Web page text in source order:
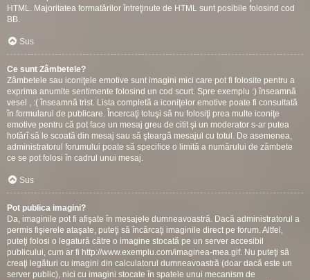
HTML. Majoritatea formatărilor întreţinute de HTML sunt posibile folosind cod
BB.
Sus
Ce sunt Zâmbetele?
Zâmbetele sau iconiţele emotive sunt imagini mici care pot fi folosite pentru a
exprima anumite sentimente folosind un cod scurt. Spre exemplu :) înseamnă
vesel , :( înseamnă trist. Lista completă a iconiţelor emotive poate fi consultată
în formularul de publicare. Încercaţi totuşi să nu folosiţi prea multe iconiţe
emotive pentru că pot face un mesaj greu de citit şi un moderator s-ar putea
hotărî să le scoată din mesaj sau să şteargă mesajul cu totul. De asemenea,
administratorul forumului poate să specifice o limită a numărului de zâmbete
ce se pot folosi în cadrul unui mesaj.
Sus
Pot publica imagini?
Da, imaginile pot fi afişate în mesajele dumneavoastră. Dacă administratorul a
permis fişierele ataşate, puteţi să încărcaţi imaginile direct pe forum. Altfel,
puteţi folosi o legatură către o imagine stocată pe un server accesibil
publicului, cum ar fi http://www.exemplu.com/imaginea-mea.gif. Nu puteţi să
creaţi legături cu imagini din calculatorul dumneavoastră (doar dacă este un
server public), nici cu imagini stocate în spatele unui mecanism de